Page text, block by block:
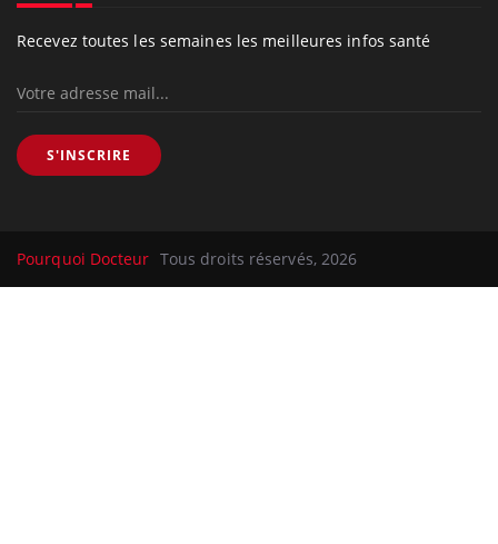
Recevez toutes les semaines les meilleures infos santé
S'INSCRIRE
Pourquoi Docteur Tous droits réservés, 2026